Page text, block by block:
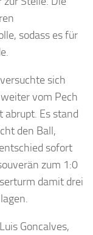
sodass es für
sich
vom Pech
Es stand
den Ball,
sofort
zum 1:0
damit drei
Goncalves,